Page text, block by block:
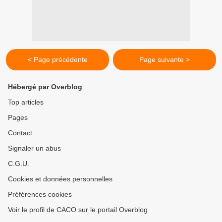
< Page précédente Page suivante >
Hébergé par Overblog
Top articles
Pages
Contact
Signaler un abus
C.G.U.
Cookies et données personnelles
Préférences cookies
Voir le profil de CACO sur le portail Overblog